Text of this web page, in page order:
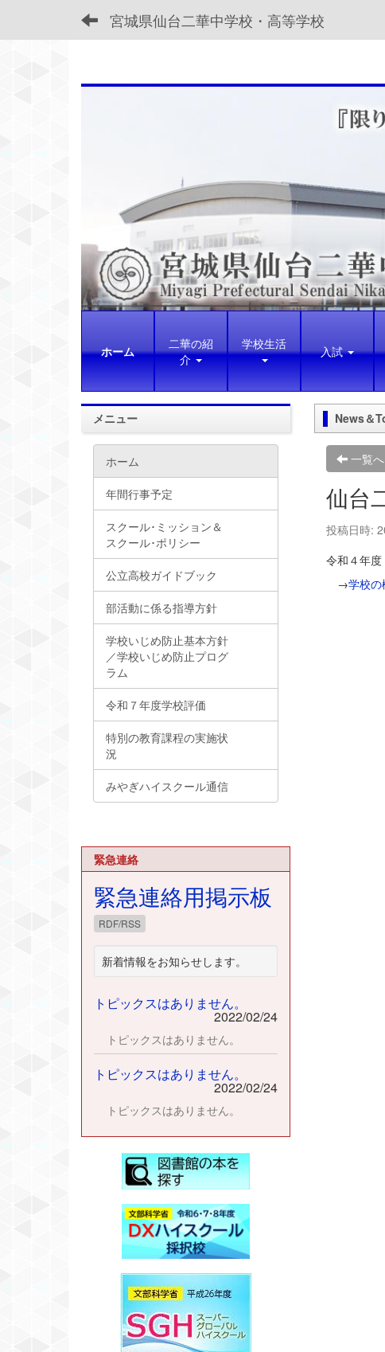
宮城県仙台二華中学校・高等学校
ホーム
二華の紹
介
学校生活 入試
News＆
一覧へ
仙台
投稿日時:
令和４年
→学校の
メニュー
ホーム
年間行事予定
スクール･ミッション＆
スクール･ポリシー
公立高校ガイドブック
部活動に係る指導方針
学校いじめ防止基本方針
／学校いじめ防止プログ
ラム
令和７年度学校評価
特別の教育課程の実施状
況
みやぎハイスクール通信
緊急連絡
緊急連絡用掲示板
RDF/RSS
新着情報をお知らせします。
トピックスはありません。
2022/02/24
トピックスはありません。
トピックスはありません。
2022/02/24
トピックスはありません。